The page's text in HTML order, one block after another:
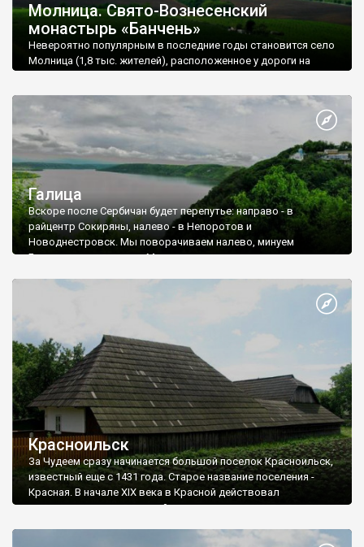
Молница. Свято-Вознесенский
монастырь «Банчень»
Невероятно популярным в последние годы становится село
Молница (1,8 тыс. жителей), расположенное у дороги на
монастырю «Банчень». Монастырь, развитие которого
началось в 1994 году отцом Михаилом Жаром, находится в
двух километрах от трассы на высоком холме над Прутом.
Найти его можно благодаря новой высоченной 50-метровой
колокольни, которая видна даже с автомагистрали
Житомир - Черновцы.
Галица
Вскоре после Сербичан будет перепутье: направо - в
райцентр Сокиряны, налево - в Непоротов и
Новоднестровск. Мы поворачиваем налево, минуем
Белоусовку и за селом Михалковое поворачиваем направо к
села Непоротова, частично затопленного во время
строительства Днестровской ГЭС. Здесь, на холмах Днестра
расположился один из нескольких на территории Украины
пещерных монастырей - Свято-Николаевский.
Красноильск
За Чудеем сразу начинается большой поселок Красноильск,
известный еще с 1431 года. Старое название поселения -
Красная. В начале XIX века в Красной действовал
стеклозавод, выпускавший пустое и листовое стекло,